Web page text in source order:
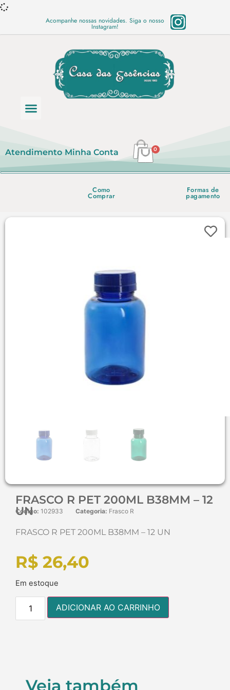
Acompanhe nossas novidades. Siga o nosso
Instagram!
Atendimento Minha Conta 0
Como
Comprar
Formas de
pagamento
FRASCO R PET 200ML B38MM – 12
UN
Código: 102933 Categoria: Frasco R
FRASCO R PET 200ML B38MM – 12 UN
R$ 26,40
Em estoque
ADICIONAR AO CARRINHO
Veja também